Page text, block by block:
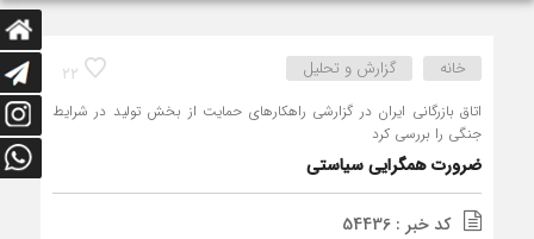
22 خانه گزارش و تحلیل
اتاق بازرگانی ایران در گزارشی راهکارهای حمایت از بخش تولید در شرایط
جنگی را بررسی کرد
ضرورت همگرایی سیاستی
کد خبر : 54436